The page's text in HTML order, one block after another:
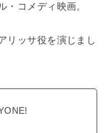
・コメディ映画。
リッサ役を演じまし